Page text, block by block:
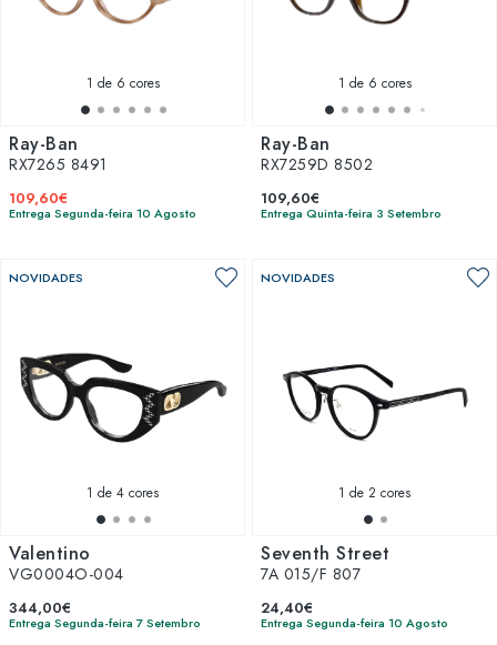
1 de 6 cores
Ray-Ban
RX7265 8491
109,60€
Entrega Segunda-feira 10 Agosto
1 de 6 cores
Ray-Ban
RX7259D 8502
109,60€
Entrega Quinta-feira 3 Setembro
NOVIDADES
1 de 4 cores
Valentino
VG0004O-004
344,00€
Entrega Segunda-feira 7 Setembro
NOVIDADES
1 de 2 cores
Seventh Street
7A 015/F 807
24,40€
Entrega Segunda-feira 10 Agosto